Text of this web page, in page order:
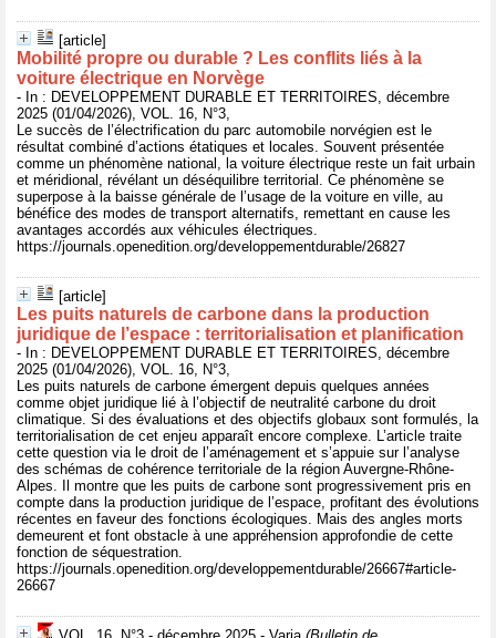
[article]
Mobilité propre ou durable ? Les conflits liés à la
voiture électrique en Norvège
- In : DEVELOPPEMENT DURABLE ET TERRITOIRES, décembre
2025 (01/04/2026), VOL. 16, N°3,
Le succès de l’électrification du parc automobile norvégien est le
résultat combiné d’actions étatiques et locales. Souvent présentée
comme un phénomène national, la voiture électrique reste un fait urbain
et méridional, révélant un déséquilibre territorial. Ce phénomène se
superpose à la baisse générale de l’usage de la voiture en ville, au
bénéfice des modes de transport alternatifs, remettant en cause les
avantages accordés aux véhicules électriques.
https://journals.openedition.org/developpementdurable/26827
[article]
Les puits naturels de carbone dans la production
juridique de l’espace : territorialisation et planification
- In : DEVELOPPEMENT DURABLE ET TERRITOIRES, décembre
2025 (01/04/2026), VOL. 16, N°3,
Les puits naturels de carbone émergent depuis quelques années
comme objet juridique lié à l’objectif de neutralité carbone du droit
climatique. Si des évaluations et des objectifs globaux sont formulés, la
territorialisation de cet enjeu apparaît encore complexe. L’article traite
cette question via le droit de l’aménagement et s’appuie sur l’analyse
des schémas de cohérence territoriale de la région Auvergne-Rhône-
Alpes. Il montre que les puits de carbone sont progressivement pris en
compte dans la production juridique de l’espace, profitant des évolutions
récentes en faveur des fonctions écologiques. Mais des angles morts
demeurent et font obstacle à une appréhension approfondie de cette
fonction de séquestration.
https://journals.openedition.org/developpementdurable/26667#article-
26667